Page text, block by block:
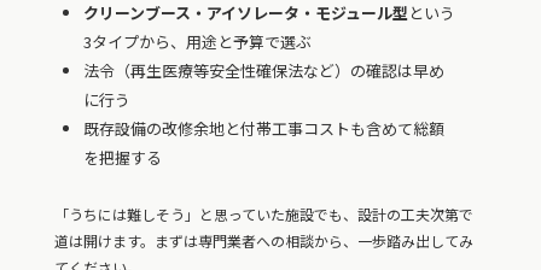
クリーンブース・アイソレータ・モジュール型という
3タイプから、用途と予算で選ぶ
法令（再生医療等安全性確保法など）の確認は早め
に行う
既存設備の改修余地と付帯工事コストも含めて総額
を把握する
「うちには難しそう」と思っていた施設でも、設計の工夫次第で
道は開けます。まずは専門業者への相談から、一歩踏み出してみ